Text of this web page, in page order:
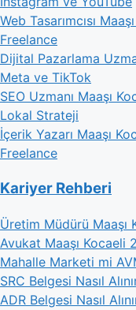
Web Tasarımcısı
Freelance
Dijital Pazarlama
Meta ve TikTok
SEO Uzmanı Maaşı
Lokal Strateji
İçerik Yazarı Maaşı
Freelance
Kariyer Rehberi
Üretim Müdürü Maaşı
Avukat Maaşı Kocaeli
Mahalle Marketi mi
SRC Belgesi Nasıl
ADR Belgesi Nasıl